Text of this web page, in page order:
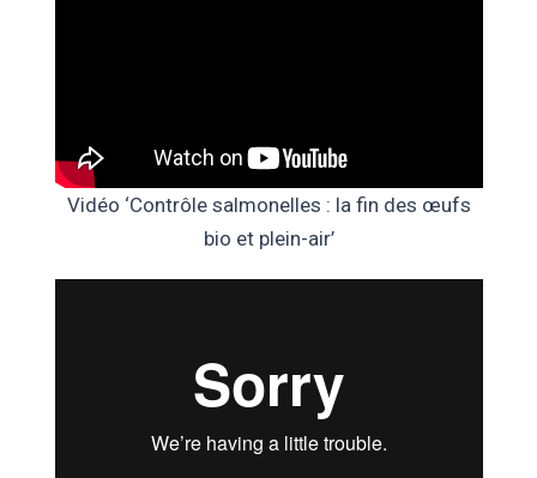
Vidéo ‘Contrôle salmonelles : la fin des œufs
bio et plein-air’